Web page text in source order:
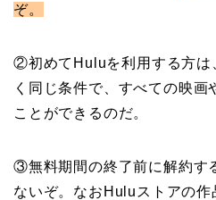
ぞ。
②初めてHuluを利用する方は
く同じ条件で、すべての映画
ことができるのだ。
③無料期間の終了前に解約す
ないぞ。なおHuluストアの